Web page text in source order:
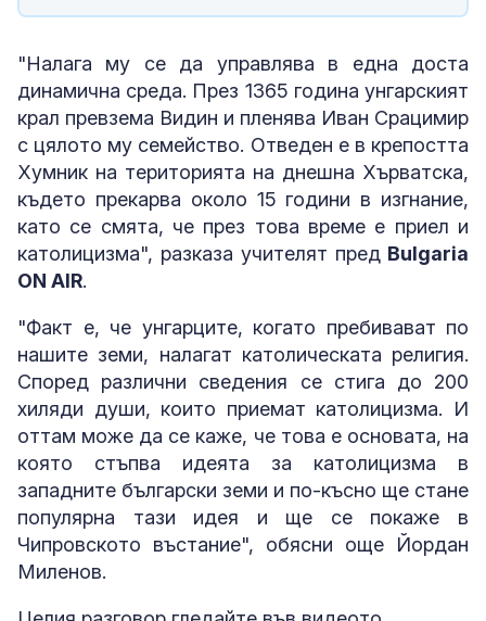
"Налага му се да управлява в една доста
динамична среда. През 1365 година унгарският
крал превзема Видин и пленява Иван Срацимир
с цялото му семейство. Отведен е в крепостта
Хумник на територията на днешна Хърватска,
където прекарва около 15 години в изгнание,
като се смята, че през това време е приел и
католицизма", разказа учителят пред Bulgaria
ON AIR.
"Факт е, че унгарците, когато пребивават по
нашите земи, налагат католическата религия.
Според различни сведения се стига до 200
хиляди души, които приемат католицизма. И
оттам може да се каже, че това е основата, на
която стъпва идеята за католицизма в
западните български земи и по-късно ще стане
популярна тази идея и ще се покаже в
Чипровското въстание", обясни още Йордан
Миленов.